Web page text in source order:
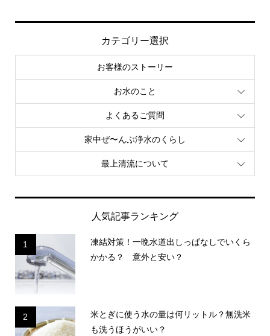
カテゴリー選択
お客様のストーリー
お水のこと
よくあるご質問
家中ぜ〜んぶ浄水のくらし
最上清流について
人気記事ランキング
1
凍結対策！一晩水道出しっぱなしでいくら
かかる？ 意外と安い？
2
米とぎに使う水の量は何リットル？無洗米
も洗うほうがいい？